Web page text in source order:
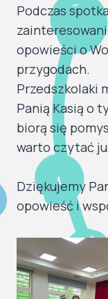
Podczas
opowieści o
przygodach.
Przedszkolaki
Panią Kasią o
biorą się
warto czytać
Dziękujemy
opowieść i